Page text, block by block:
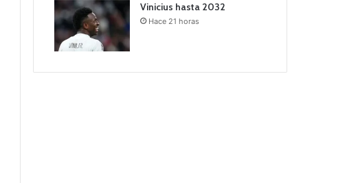
Vinicius hasta 2032
Hace 21 horas